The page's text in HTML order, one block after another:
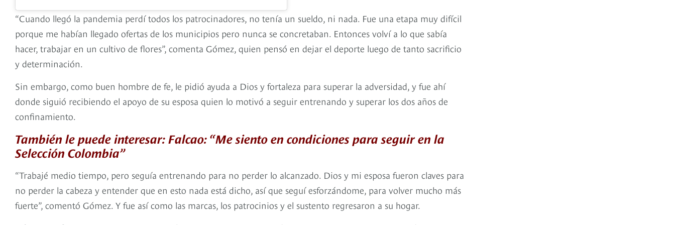
“Cuando llegó la pandemia perdí todos los patrocinadores, no tenía un sueldo, ni nada. Fue una etapa muy difícil
porque me habían llegado ofertas de los municipios pero nunca se concretaban. Entonces volví a lo que sabía
hacer, trabajar en un cultivo de flores”, comenta Gómez, quien pensó en dejar el deporte luego de tanto sacrificio
y determinación.
Sin embargo, como buen hombre de fe, le pidió ayuda a Dios y fortaleza para superar la adversidad, y fue ahí
donde siguió recibiendo el apoyo de su esposa quien lo motivó a seguir entrenando y superar los dos años de
confinamiento.
También le puede interesar: Falcao: “Me siento en condiciones para seguir en la
Selección Colombia”
“Trabajé medio tiempo, pero seguía entrenando para no perder lo alcanzado. Dios y mi esposa fueron claves para
no perder la cabeza y entender que en esto nada está dicho, así que seguí esforzándome, para volver mucho más
fuerte”, comentó Gómez. Y fue así como las marcas, los patrocinios y el sustento regresaron a su hogar.